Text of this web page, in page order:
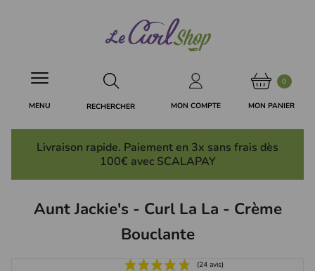
MON COMPTE
0
MON PANIER
RECHERCHER
MENU
Livraison rapide. Paiement en 3x sans frais dès
100€ avec SCALAPAY
Aunt Jackie's - Curl La La - Crème
Bouclante